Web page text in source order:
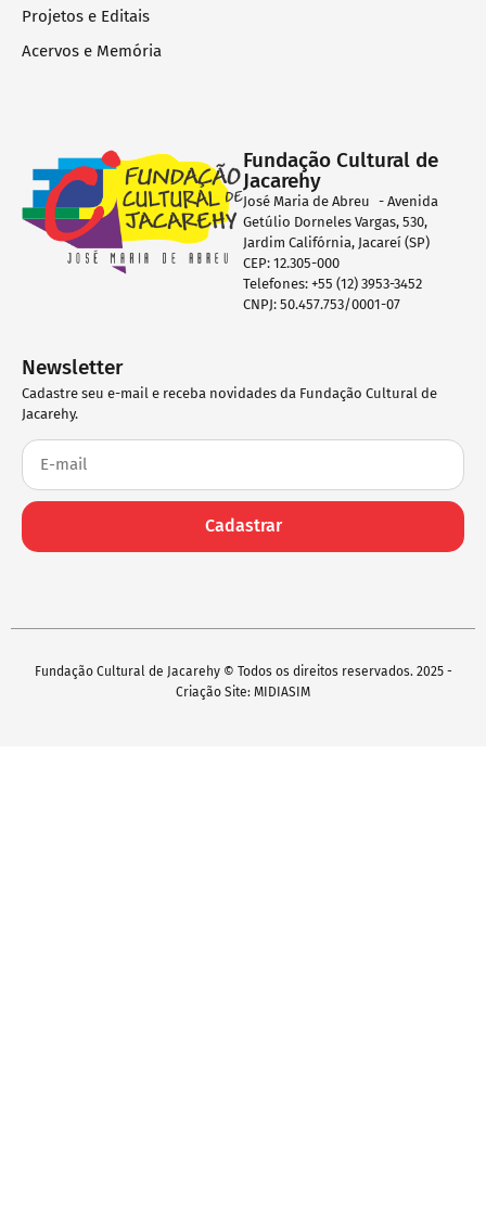
Projetos e Editais
Acervos e Memória
Fundação Cultural de
Jacarehy
José Maria de Abreu - Avenida
Getúlio Dorneles Vargas, 530,
Jardim Califórnia, Jacareí (SP)
CEP: 12.305-000
Telefones: +55 (12) 3953-3452
CNPJ: 50.457.753/0001-07
Newsletter
Cadastre seu e-mail e receba novidades da Fundação Cultural de
Jacarehy.
Cadastrar
Fundação Cultural de Jacarehy © Todos os direitos reservados. 2025 -
Criação Site: MIDIASIM